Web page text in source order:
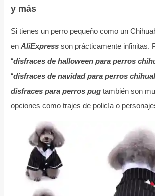
y más
Si tienes un perro pequeño como un
en AliExpressson prácticamente infinitas.
“disfraces de halloween para perros
“disfraces de navidad para perros
disfraces para perros pugtambién son
opciones como trajes de policía o